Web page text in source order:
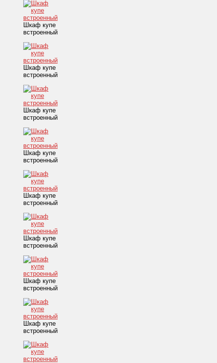
Шкаф купе
встроенный
Шкаф купе
встроенный
Шкаф купе
встроенный
Шкаф купе
встроенный
Шкаф купе
встроенный
Шкаф купе
встроенный
Шкаф купе
встроенный
Шкаф купе
встроенный